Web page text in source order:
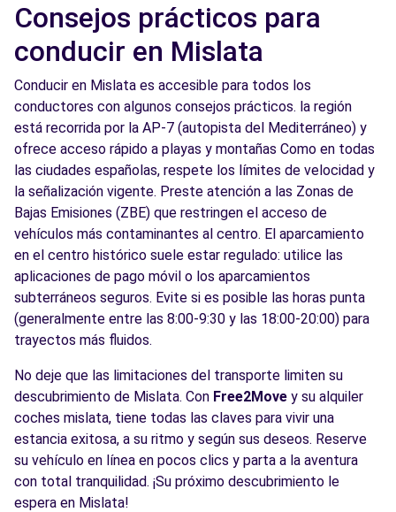
Consejos prácticos para
conducir en Mislata
Conducir en Mislata es accesible para todos los
conductores con algunos consejos prácticos. la región
está recorrida por la AP-7 (autopista del Mediterráneo) y
ofrece acceso rápido a playas y montañas Como en todas
las ciudades españolas, respete los límites de velocidad y
la señalización vigente. Preste atención a las Zonas de
Bajas Emisiones (ZBE) que restringen el acceso de
vehículos más contaminantes al centro. El aparcamiento
en el centro histórico suele estar regulado: utilice las
aplicaciones de pago móvil o los aparcamientos
subterráneos seguros. Evite si es posible las horas punta
(generalmente entre las 8:00-9:30 y las 18:00-20:00) para
trayectos más fluidos.
No deje que las limitaciones del transporte limiten su
descubrimiento de Mislata. Con Free2Move y su alquiler
coches mislata, tiene todas las claves para vivir una
estancia exitosa, a su ritmo y según sus deseos. Reserve
su vehículo en línea en pocos clics y parta a la aventura
con total tranquilidad. ¡Su próximo descubrimiento le
espera en Mislata!